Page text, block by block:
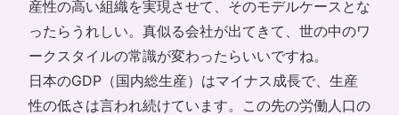
産性の高い組織を実現させて、そのモデルケースとな
ったらうれしい。真似る会社が出てきて、世の中のワ
ークスタイルの常識が変わったらいいですね。
日本のGDP（国内総生産）はマイナス成長で、生産
性の低さは言われ続けています。この先の労働人口の